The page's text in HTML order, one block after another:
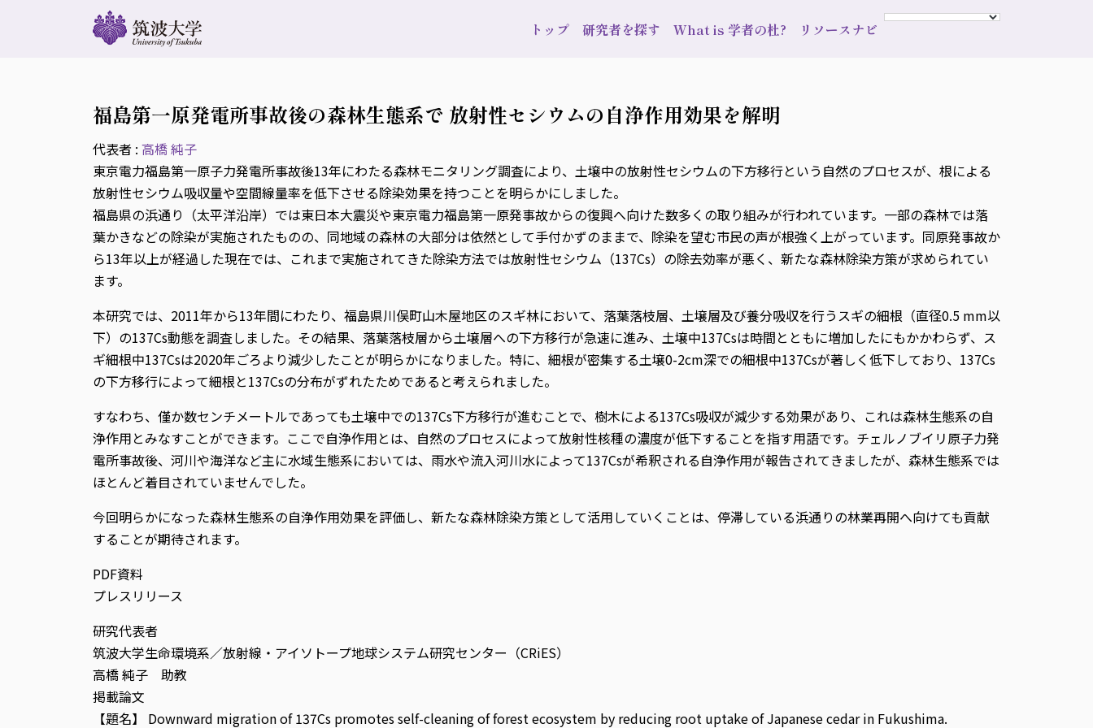
トップ 研究者を探す What is 学者の杜? リソースナビ
福島第一原発電所事故後の森林生態系で 放射性セシウムの自浄作用効果を解明
代表者 : 高橋 純子
東京電力福島第一原子力発電所事故後13年にわたる森林モニタリング調査により、土壌中の放射性セシウムの下方移行という自然のプロセスが、根による
放射性セシウム吸収量や空間線量率を低下させる除染効果を持つことを明らかにしました。
福島県の浜通り（太平洋沿岸）では東日本大震災や東京電力福島第一原発事故からの復興へ向けた数多くの取り組みが行われています。一部の森林では落
葉かきなどの除染が実施されたものの、同地域の森林の大部分は依然として手付かずのままで、除染を望む市民の声が根強く上がっています。同原発事故か
ら13年以上が経過した現在では、これまで実施されてきた除染方法では放射性セシウム（137Cs）の除去効率が悪く、新たな森林除染方策が求められてい
ます。
本研究では、2011年から13年間にわたり、福島県川俣町山木屋地区のスギ林において、落葉落枝層、土壌層及び養分吸収を行うスギの細根（直径0.5 mm以
下）の137Cs動態を調査しました。その結果、落葉落枝層から土壌層への下方移行が急速に進み、土壌中137Csは時間とともに増加したにもかかわらず、ス
ギ細根中137Csは2020年ごろより減少したことが明らかになりました。特に、細根が密集する土壌0-2cm深での細根中137Csが著しく低下しており、137Cs
の下方移行によって細根と137Csの分布がずれたためであると考えられました。
すなわち、僅か数センチメートルであっても土壌中での137Cs下方移行が進むことで、樹木による137Cs吸収が減少する効果があり、これは森林生態系の自
浄作用とみなすことができます。ここで自浄作用とは、自然のプロセスによって放射性核種の濃度が低下することを指す用語です。チェルノブイリ原子力発
電所事故後、河川や海洋など主に水域生態系においては、雨水や流入河川水によって137Csが希釈される自浄作用が報告されてきましたが、森林生態系では
ほとんど着目されていませんでした。
今回明らかになった森林生態系の自浄作用効果を評価し、新たな森林除染方策として活用していくことは、停滞している浜通りの林業再開へ向けても貢献
することが期待されます。
PDF資料
プレスリリース
研究代表者
筑波大学生命環境系／放射線・アイソトープ地球システム研究センター（CRiES）
高橋 純子 助教
掲載論文
【題名】 Downward migration of 137Cs promotes self-cleaning of forest ecosystem by reducing root uptake of Japanese cedar in Fukushima.